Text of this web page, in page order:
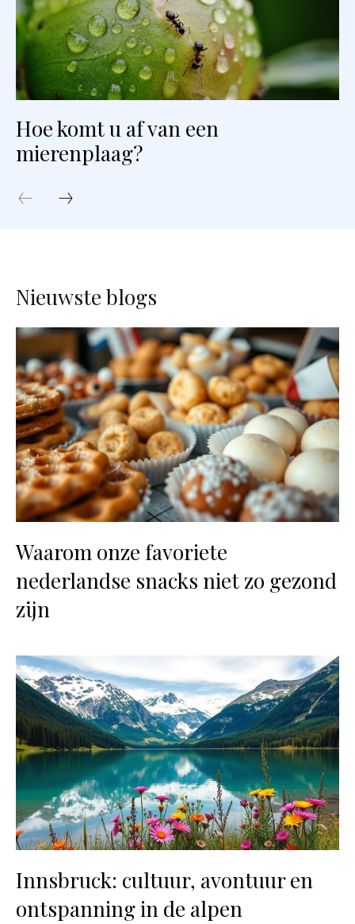
Hoe komt u af van een
mierenplaag?
Nieuwste blogs
Waarom onze favoriete
nederlandse snacks niet zo gezond
zijn
Innsbruck: cultuur, avontuur en
ontspanning in de alpen